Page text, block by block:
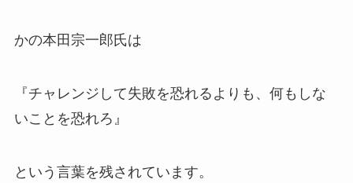
かの本田宗一郎氏は
『チャレンジして失敗を恐れるよりも、何もしな
いことを恐れろ』
という言葉を残されています。